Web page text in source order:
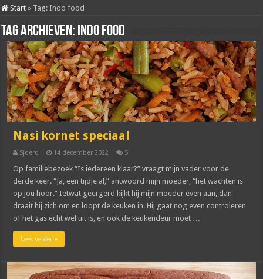
Start » Tag: Indo food
Tag archieven: Indo food
Nasi kornet speciaal
Sjoerd 14 december 2022 5
Op familiebezoek “Is iedereen klaar?” vraagt mijn vader voor de
derde keer. “Ja, een tijdje al,” antwoord mijn moeder, “het wachten is
op jou hoor.” Ietwat geërgerd kijkt hij mijn moeder even aan, dan
draait hij zich om en loopt de keuken in. Hij gaat nog even controleren
of het gas echt wel uit is, en ook de keukendeur moet …
Lees verder »